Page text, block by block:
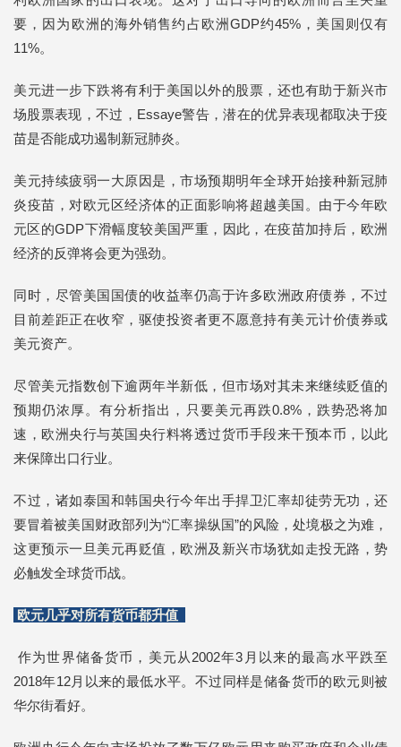
要，因为欧洲的海外销售约占欧洲GDP约45%，美国则仅有
11%。
美元进一步下跌将有利于美国以外的股票，还也有助于新兴市
场股票表现，不过，Essaye警告，潜在的优异表现都取决于疫
苗是否能成功遏制新冠肺炎。
美元持续疲弱一大原因是，市场预期明年全球开始接种新冠肺
炎疫苗，对欧元区经济体的正面影响将超越美国。由于今年欧
元区的GDP下滑幅度较美国严重，因此，在疫苗加持后，欧洲
经济的反弹将会更为强劲。
同时，尽管美国国债的收益率仍高于许多欧洲政府债券，不过
目前差距正在收窄，驱使投资者更不愿意持有美元计价债券或
美元资产。
尽管美元指数创下逾两年半新低，但市场对其未来继续贬值的
预期仍浓厚。有分析指出，只要美元再跌0.8%，跌势恐将加
速，欧洲央行与英国央行料将透过货币手段来干预本币，以此
来保障出口行业。
不过，诸如泰国和韩国央行今年出手捍卫汇率却徒劳无功，还
要冒着被美国财政部列为“汇率操纵国”的风险，处境极之为难，
这更预示一旦美元再贬值，欧洲及新兴市场犹如走投无路，势
必触发全球货币战。
欧元几乎对所有货币都升值
作为世界储备货币，美元从2002年3月以来的最高水平跌至
2018年12月以来的最低水平。不过同样是储备货币的欧元则被
华尔街看好。